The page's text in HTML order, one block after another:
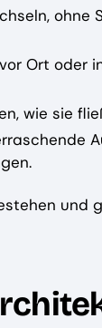
ohne
Ort oder
wie sie
und